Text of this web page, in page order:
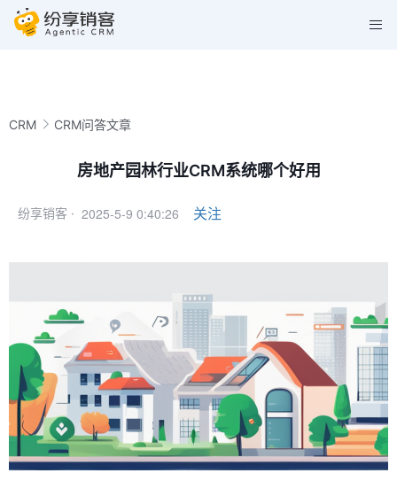
CRM CRM问答文章
房地产园林行业CRM系统哪个好用
纷享销客 · 2025-5-9 0:40:26 关注